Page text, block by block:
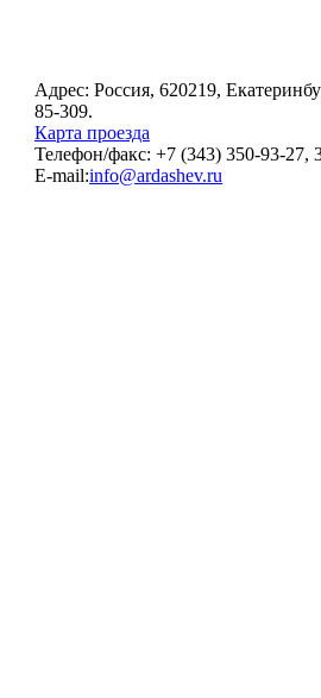
Адрес: Россия, 620219,
85-309.
Карта проезда
Телефон/факс: +7 (343) 350-93-27,
E-mail:info@ardashev.ru